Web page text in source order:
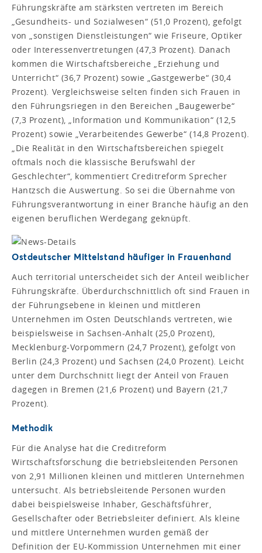
Führungskräfte am stärksten vertreten im Bereich
„Gesundheits- und Sozialwesen“ (51,0 Prozent), gefolgt
von „sonstigen Dienstleistungen“ wie Friseure, Optiker
oder Interessenvertretungen (47,3 Prozent). Danach
kommen die Wirtschaftsbereiche „Erziehung und
Unterricht“ (36,7 Prozent) sowie „Gastgewerbe“ (30,4
Prozent). Vergleichsweise selten finden sich Frauen in
den Führungsriegen in den Bereichen „Baugewerbe“
(7,3 Prozent), „Information und Kommunikation“ (12,5
Prozent) sowie „Verarbeitendes Gewerbe“ (14,8 Prozent).
„Die Realität in den Wirtschaftsbereichen spiegelt
oftmals noch die klassische Berufswahl der
Geschlechter“, kommentiert Creditreform Sprecher
Hantzsch die Auswertung. So sei die Übernahme von
Führungsverantwortung in einer Branche häufig an den
eigenen beruflichen Werdegang geknüpft.
Ostdeutscher Mittelstand häufiger in Frauenhand
Auch territorial unterscheidet sich der Anteil weiblicher
Führungskräfte. Überdurchschnittlich oft sind Frauen in
der Führungsebene in kleinen und mittleren
Unternehmen im Osten Deutschlands vertreten, wie
beispielsweise in Sachsen-Anhalt (25,0 Prozent),
Mecklenburg-Vorpommern (24,7 Prozent), gefolgt von
Berlin (24,3 Prozent) und Sachsen (24,0 Prozent). Leicht
unter dem Durchschnitt liegt der Anteil von Frauen
dagegen in Bremen (21,6 Prozent) und Bayern (21,7
Prozent).
Methodik
Für die Analyse hat die Creditreform
Wirtschaftsforschung die betriebsleitenden Personen
von 2,91 Millionen kleinen und mittleren Unternehmen
untersucht. Als betriebsleitende Personen wurden
dabei beispielsweise Inhaber, Geschäftsführer,
Gesellschafter oder Betriebsleiter definiert. Als kleine
und mittlere Unternehmen wurden gemäß der
Definition der EU-Kommission Unternehmen mit einer